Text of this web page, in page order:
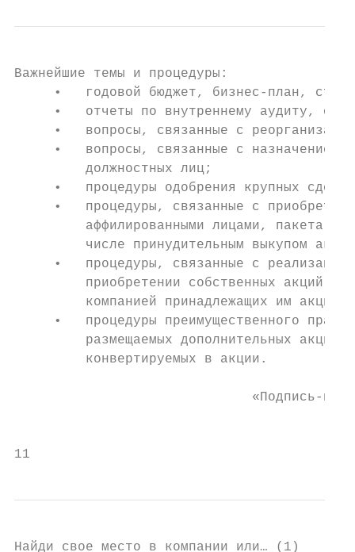
Важнейшие темы и процедуры:
•   годовой бюджет, бизнес-план,
•   отчеты по внутреннему аудиту,
•   вопросы, связанные с
•   вопросы, связанные с
         должностных лиц;
•   процедуры одобрения крупных
•   процедуры, связанные с
аффилированными лицами, пакета
числе принудительным выкупом
•   процедуры, связанные с
приобретении собственных акций,
         компанией принадлежащих им акций;
•   процедуры преимущественного
размещаемых дополнительных акций
         конвертируемых в акции.
«Подпись-
11
Найди свое место в компании или… (1)